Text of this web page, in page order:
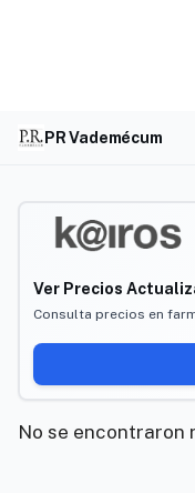
PR Vademécum
Ver Precios
Consulta precios en
No se encontraron